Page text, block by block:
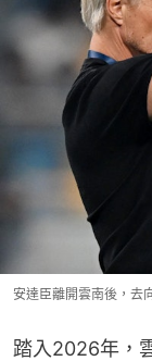
安達臣離開雲南後，去
踏入2026年，